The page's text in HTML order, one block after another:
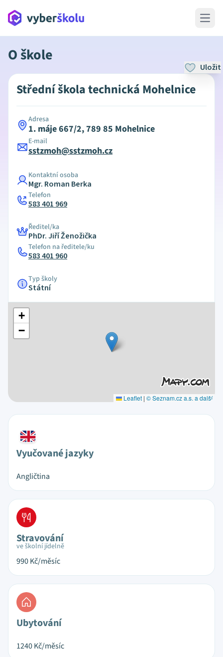
Open
O škole
Uložit
Střední škola technická Mohelnice
Adresa
1. máje 667/2, 789 85 Mohelnice
E-mail
sstzmoh@sstzmoh.cz
Kontaktní osoba
Mgr. Roman Berka
Telefon
583 401 969
Ředitel/ka
PhDr. Jiří Ženožička
Telefon na ředitele/ku
583 401 960
Typ školy
Státní
+
−
Leaflet | © Seznam.cz a.s. a další
Vyučované jazyky
Angličtina
Stravování
ve školní jídelně
990Kč/měsíc
Ubytování
1240Kč/měsíc